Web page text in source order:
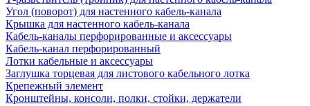
Угол (поворот) для настенного кабель-канала
Крышка для настенного кабель-канала
Кабель-каналы перфорированные и аксессуары
Кабель-канал перфорированный
Лотки кабельные и аксессуары
Заглушка торцевая для листового кабельного лотка
Крепежный элемент
Кронштейны, консоли, полки, стойки, держатели